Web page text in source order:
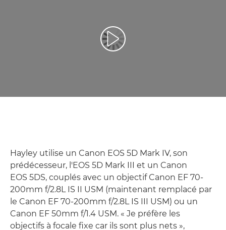
Lancer la vidéo
Hayley utilise un Canon EOS 5D Mark IV, son
prédécesseur, l'EOS 5D Mark III et un Canon
EOS 5DS, couplés avec un objectif Canon EF 70-
200mm f/2.8L IS II USM (maintenant remplacé par
le Canon EF 70-200mm f/2.8L IS III USM) ou un
Canon EF 50mm f/1.4 USM. « Je préfère les
objectifs à focale fixe car ils sont plus nets »,